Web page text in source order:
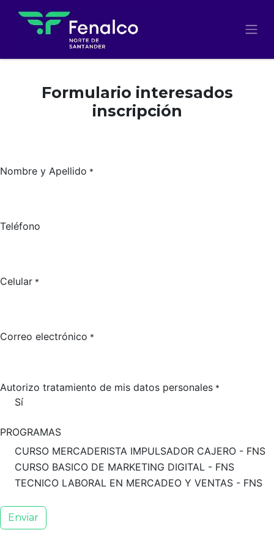
Formulario interesados
inscripción
Nombre y Apellido *
Teléfono
Celular *
Correo electrónico *
Autorizo tratamiento de mis datos personales *
Sí
PROGRAMAS
CURSO MERCADERISTA IMPULSADOR CAJERO - FNS
CURSO BASICO DE MARKETING DIGITAL - FNS
TECNICO LABORAL EN MERCADEO Y VENTAS - FNS
Enviar